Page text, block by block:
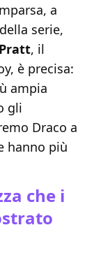
a
serie,
, il
è precisa:
ampia
gli
Draco a
hanno più
che i